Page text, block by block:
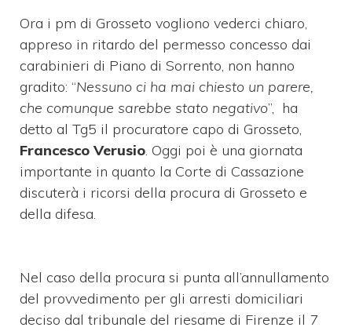
Ora i pm di Grosseto vogliono vederci chiaro,
appreso in ritardo del permesso concesso dai
carabinieri di Piano di Sorrento, non hanno
gradito: “Nessuno ci ha mai chiesto un parere,
che comunque sarebbe stato negativo”, ha
detto al Tg5 il procuratore capo di Grosseto,
Francesco Verusio. Oggi poi è una giornata
importante in quanto la Corte di Cassazione
discuterà i ricorsi della procura di Grosseto e
della difesa.
Nel caso della procura si punta all’annullamento
del provvedimento per gli arresti domiciliari
deciso dal tribunale del riesame di Firenze il 7